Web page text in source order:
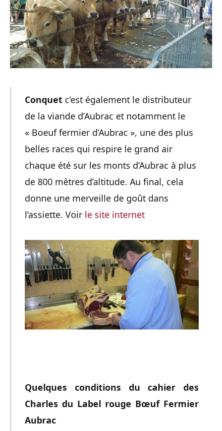
Conquetc’est également le distributeur
de la viande d’Aubrac et notamment le
« Boeuf fermier d’Aubrac », une des plus
belles races qui respire le grand air
chaque été sur les monts d’Aubrac à plus
de 800 mètres d’altitude. Au final, cela
donne une merveille de goût dans
l’assiette. Voirle site internet
Quelques conditions du cahier des
Charles du Label rouge Bœuf Fermier
Aubrac